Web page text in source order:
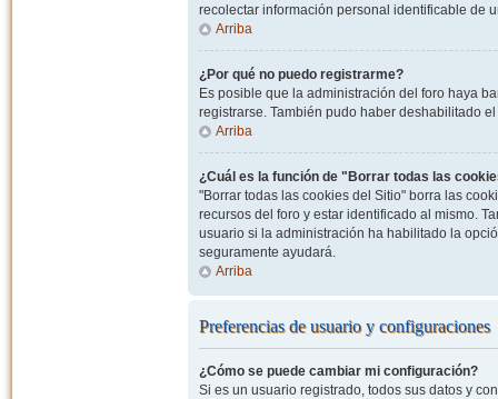
recolectar información personal identificable de
Arriba
¿Por qué no puedo registrarme?
Es posible que la administración del foro haya
registrarse. También pudo haber deshabilitado
Arriba
¿Cuál es la función de "Borrar todas las
"Borrar todas las cookies del Sitio" borra las
recursos del foro y estar identificado al mismo.
usuario si la administración ha habilitado la
seguramente ayudará.
Arriba
Preferencias de usuario y configuraciones
¿Cómo se puede cambiar mi configuración?
Si es un usuario registrado, todos sus datos y